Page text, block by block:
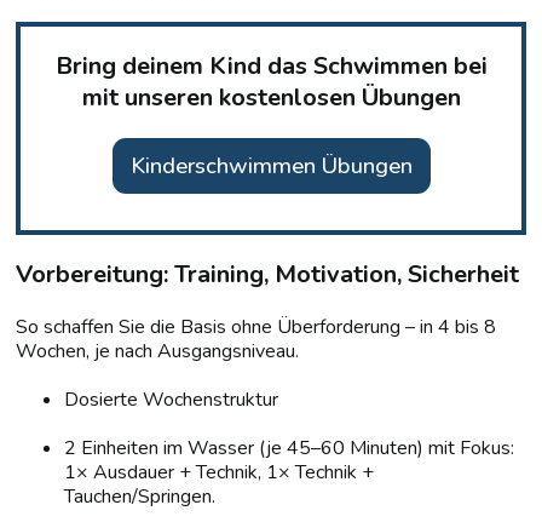
Bring deinem Kind das Schwimmen bei
mit unseren kostenlosen Übungen
Kinderschwimmen Übungen
Vorbereitung: Training, Motivation, Sicherheit
So schaffen Sie die Basis ohne Überforderung – in 4 bis 8
Wochen, je nach Ausgangsniveau.
Dosierte Wochenstruktur
2 Einheiten im Wasser (je 45–60 Minuten) mit Fokus:
1× Ausdauer + Technik, 1× Technik +
Tauchen/Springen.